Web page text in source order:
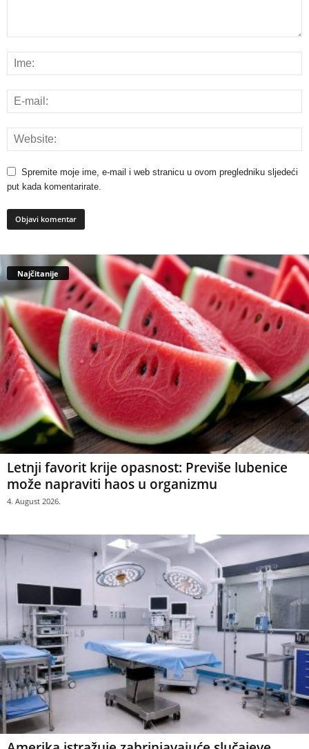
Spremite moje ime, e-mail i web stranicu u ovom pregledniku sljedeći
put kada komentarirate.
Najčitanije
Letnji favorit krije opasnost: Previše lubenice
može napraviti haos u organizmu
4. August 2026.